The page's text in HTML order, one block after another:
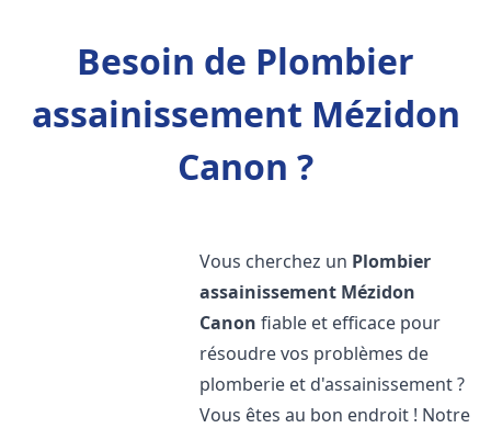
Besoin de Plombier
assainissement Mézidon
Canon ?
Vous cherchez un Plombier
assainissement Mézidon
Canon fiable et efficace pour
résoudre vos problèmes de
plomberie et d'assainissement ?
Vous êtes au bon endroit ! Notre